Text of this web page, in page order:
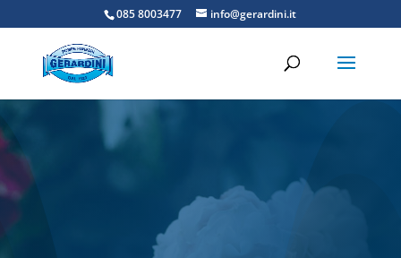
085 8003477 info@gerardini.it